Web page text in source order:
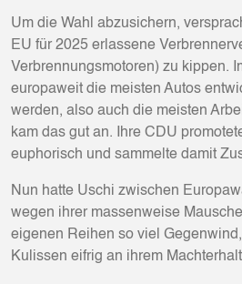
Um die Wahl abzusichern,
EU für 2025 erlassene
Verbrennungsmotoren) zu kippen.
europaweit die meisten Autos
werden, also auch die meisten
kam das gut an. Ihre CDU
euphorisch und sammelte damit
Nun hatte Uschi zwischen
wegen ihrer massenweise
eigenen Reihen so viel
Kulissen eifrig an ihrem